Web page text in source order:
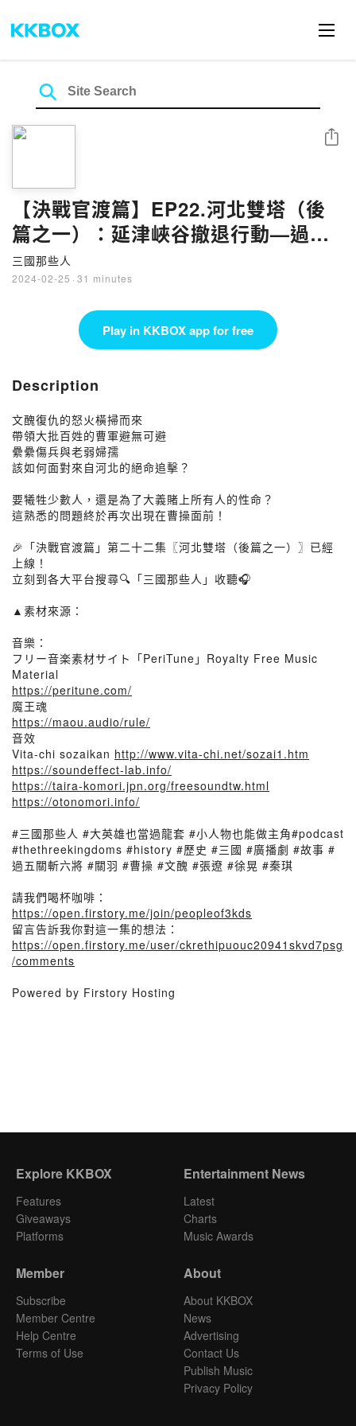
【決戰官渡篇】EP22.河北雙塔（後
篇之一）：延津峽谷撤退行動—過五
關斬六將（12）
三國那些人
2024-02-25 · 31 minutes
Share
Play in KKBOX app for free
Description
文醜復仇的怒火橫掃而來
帶領大批百姓的曹軍避無可避
纍纍傷兵與老弱婦孺
該如何面對來自河北的絕命追擊？
要犧牲少數人，還是為了大義賭上所有人的性命？
這熟悉的問題終於再次出現在曹操面前！
🎉「決戰官渡篇」第二十二集〖河北雙塔（後篇之一）〗已經
上線！
立刻到各大平台搜尋🔍「三國那些人」收聽🎧
▲素材來源：
音樂：
フリー音楽素材サイト「PeriTune」Royalty Free Music
Material
https://peritune.com/
魔王魂
https://maou.audio/rule/
音效
Vita-chi sozaikan http://www.vita-chi.net/sozai1.htm
https://soundeffect-lab.info/
https://taira-komori.jpn.org/freesoundtw.html
https://otonomori.info/
#三國那些人 #大英雄也當過龍套 #小人物也能做主角#podcast
#thethreekingdoms #history #歷史 #三國 #廣播劇 #故事 #
過五關斬六將 #關羽 #曹操 #文醜 #張遼 #徐晃 #秦琪
請我們喝杯咖啡：
https://open.firstory.me/join/peopleof3kds
留言告訴我你對這一集的想法：
https://open.firstory.me/user/ckrethipuouc20941skvd7psg
/comments
Powered by Firstory Hosting
Explore KKBOX
Features
Giveaways
Platforms
Entertainment News
Latest
Charts
Music Awards
Member
Subscribe
Member Centre
Help Centre
Terms of Use
About
About KKBOX
News
Advertising
Contact Us
Publish Music
Privacy Policy